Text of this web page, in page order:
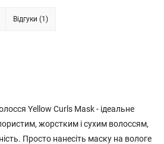
Відгуки (1)
Yellow Curls Mask - ідеальне
жорстким і сухим волоссям,
Просто нанесіть маску на вологе